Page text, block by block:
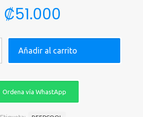
₡51.000
Añadir al carrito
Ordena vía WhastApp